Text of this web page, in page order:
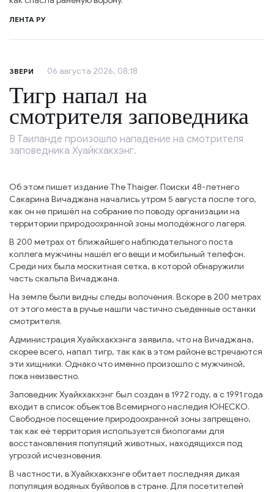
ЛЕНТА РУ
ЗВЕРИ 06 августа 2026, 08:18
Тигр напал на
смотрителя заповедника
В Таиланде произошло нападение на смотрителя
заповедника Хуайкхакхэнг.
Об этом пишет издание The Thaiger. Поиски 48-летнего
Сакарина Вичаджана начались утром 5 августа после того,
как он не пришёл на собрание по поводу организации на
территории природоохранной зоны молодёжного лагеря.
В 200 метрах от ближайшего наблюдательного поста
коллега мужчины нашёл его вещи и мобильный телефон.
Среди них была москитная сетка, в которой обнаружили
часть скальпа Вичаджана.
На земле были видны следы волочения. Вскоре в 200 метрах
от этого места в ручье нашли частично съеденные останки
смотрителя.
Администрация Хуайкхакхэнга заявила, что на Вичаджана,
скорее всего, напал тигр, так как в этом районе встречаются
эти хищники. Однако что именно произошло с мужчиной,
пока неизвестно.
Заповедник Хуайкхакхэнг был создан в 1972 году, а с 1991 года
входит в список объектов Всемирного наследия ЮНЕСКО.
Свободное посещение природоохранной зоны запрещено,
так как её территория используется биологами для
восстановления популяций животных, находящихся под
угрозой исчезновения.
В частности, в Хуайкхакхэнге обитает последняя дикая
популяция водяных буйволов в стране. Для посетителей